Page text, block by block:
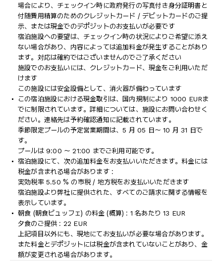
場合により、チェックイン時に政府発行の写真付き身分証明書と
付随費用精算のためのクレジットカード / デビットカードのご提
示、または現金でのデポジットのお支払いが必要です
宿泊施設への要望は、チェックイン時の状況によりご希望に添え
ない場合があり、内容によっては追加料金が発生することがあり
ます。対応は確約ではございませんのでご了承ください
施設でのお支払いには、クレジットカード、現金をご利用いただ
けます
この施設には安全設備として、消火器が備わっています
この宿泊施設における現金取引は、国内規制により 1000 EURま
でに制限されています。詳細については、施設にお問い合わせく
ださい。連絡先は予約確認通知に記載されています。
季節限定プールの予定営業期間は、5 月 05 日～ 10 月 31 日で
す。
プールは 9:00 ～ 21:00 までご利用可能です。
宿泊施設にて、次の追加料金をお支払いいただきます。料金には
税金が含まれる場合があります :
実効税率 5.50 % の市税 / 地方税をお支払いいただきます
宿泊施設より弊社に提供された、すべてのご請求に関する情報を
表示しています。
朝食 (朝食ビュッフェ) の料金 (概算) : 1 名あたり 13 EUR
夕食のご提供 : 22 EUR
上記項目以外にも、現地にてお支払いが必要な場合があります。
また料金とデポジットには税金が含まれていないことがあり、金
額が変更される場合があります。